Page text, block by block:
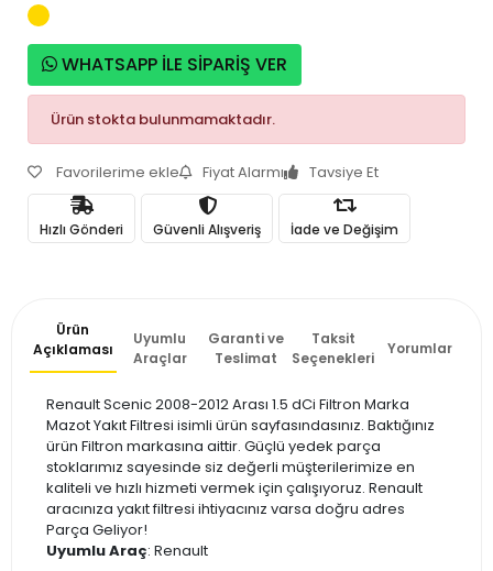
WHATSAPP İLE SİPARİŞ VER
Ürün stokta bulunmamaktadır.
Favorilerime ekle Fiyat Alarmı Tavsiye Et
Hızlı Gönderi Güvenli Alışveriş İade ve Değişim
Ürün
Açıklaması
Uyumlu
Araçlar
Garanti ve
Teslimat
Taksit
Seçenekleri
Yorumlar
Renault Scenic 2008-2012 Arası 1.5 dCi Filtron Marka
Mazot Yakıt Filtresi isimli ürün sayfasındasınız. Baktığınız
ürün Filtron markasına aittir. Güçlü yedek parça
stoklarımız sayesinde siz değerli müşterilerimize en
kaliteli ve hızlı hizmeti vermek için çalışıyoruz. Renault
aracınıza yakıt filtresi ihtiyacınız varsa doğru adres
Parça Geliyor!
Uyumlu Araç: Renault